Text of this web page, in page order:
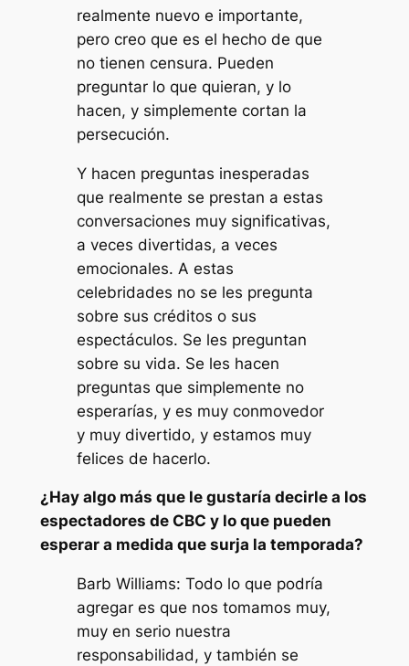
realmente nuevo e importante,
pero creo que es el hecho de que
no tienen censura. Pueden
preguntar lo que quieran, y lo
hacen, y simplemente cortan la
persecución.
Y hacen preguntas inesperadas
que realmente se prestan a estas
conversaciones muy significativas,
a veces divertidas, a veces
emocionales. A estas
celebridades no se les pregunta
sobre sus créditos o sus
espectáculos. Se les preguntan
sobre su vida. Se les hacen
preguntas que simplemente no
esperarías, y es muy conmovedor
y muy divertido, y estamos muy
felices de hacerlo.
¿Hay algo más que le gustaría decirle a los
espectadores de CBC y lo que pueden
esperar a medida que surja la temporada?
Barb Williams: Todo lo que podría
agregar es que nos tomamos muy,
muy en serio nuestra
responsabilidad, y también se